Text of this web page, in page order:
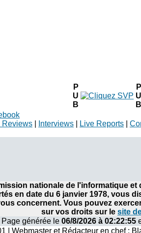
P
U
B
P
U
B
Reviews Interviews Live Reports
nationale de l'informatique
en date du 6 janvier 1978, vous
concernent. Vous pouvez
sur vos droits sur le site
Page générée le 06/8/2026 à 02:22:55
| Webmaster et Rédacteur en chef :